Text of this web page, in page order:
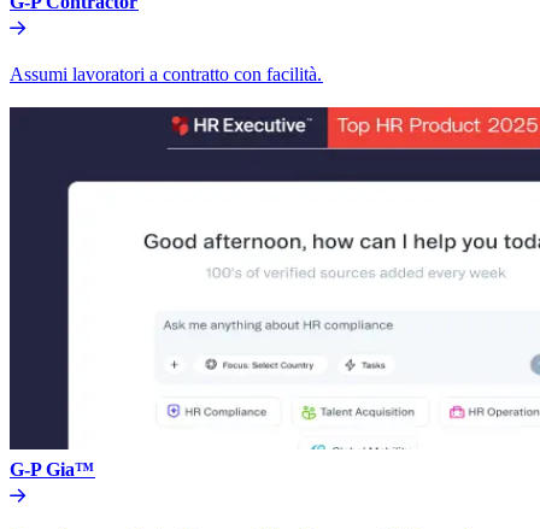
Assumi lavoratori a contratto con facilità.​​
G-P Gia™​​